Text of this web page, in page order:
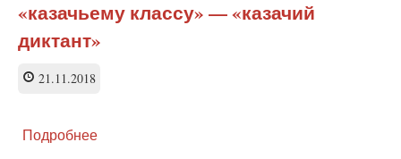
«казачьему классу» — «казачий
диктант»
21.11.2018
Подробнее